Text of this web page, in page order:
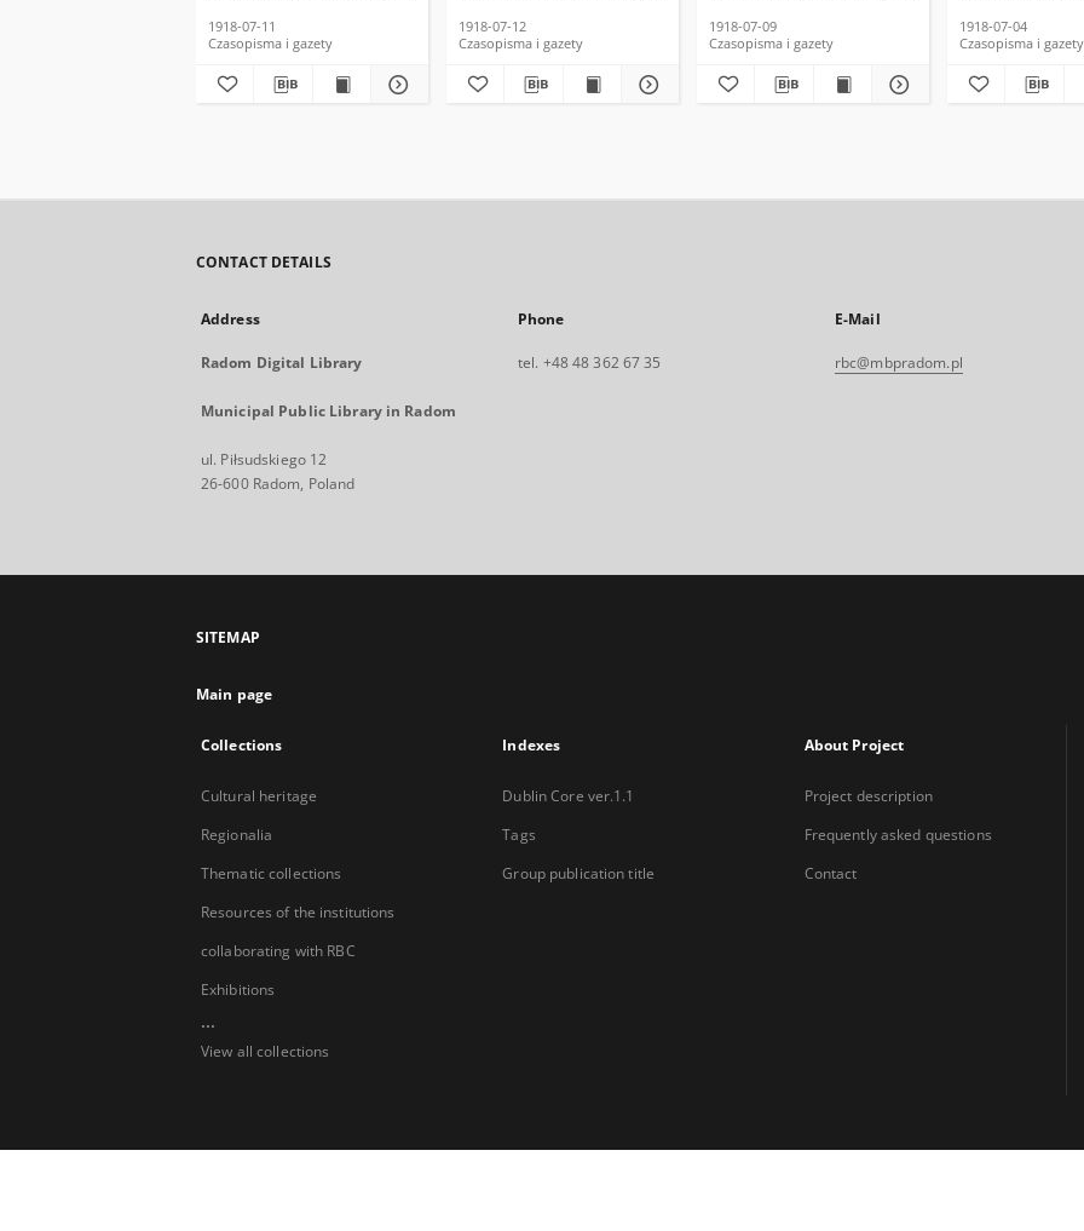
1918-07-11
Czasopisma i gazety
1918-07-12
Czasopisma i gazety
1918-07-09
Czasopisma i gazety
1918-07-04
Czasopisma i gazety
CONTACT DETAILS
Address
Radom Digital Library
Municipal Public Library in Radom
ul. Piłsudskiego 12
26-600 Radom, Poland
Phone
tel. +48 48 362 67 35
E-Mail
rbc@mbpradom.pl
SITEMAP
Main page
Collections
Cultural heritage
Regionalia
Thematic collections
Resources of the institutions
collaborating with RBC
Exhibitions
...
View all collections
Indexes
Dublin Core ver.1.1
Tags
Group publication title
About Project
Project description
Frequently asked questions
Contact